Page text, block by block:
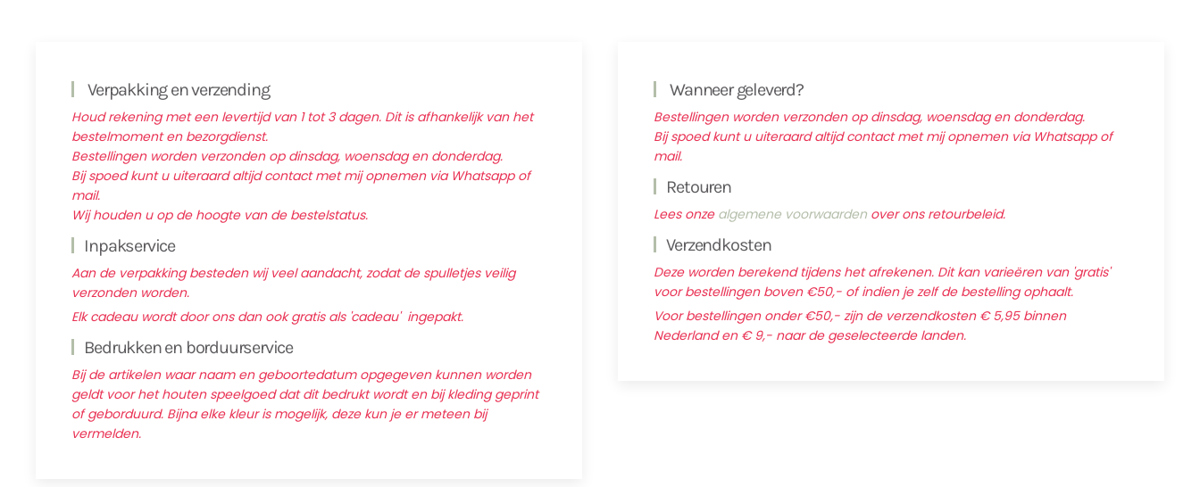
Verpakking en verzending
Houd rekening met een levertijd van 1 tot 3 dagen. Dit is afhankelijk van het
bestelmoment en bezorgdienst.
Bestellingen worden verzonden op dinsdag, woensdag en donderdag.
Bij spoed kunt u uiteraard altijd contact met mij opnemen via Whatsapp of
mail.
Wij houden u op de hoogte van de bestelstatus.
Inpakservice
Aan de verpakking besteden wij veel aandacht, zodat de spulletjes veilig
verzonden worden.
Elk cadeau wordt door ons dan ook gratis als 'cadeau' ingepakt.
Bedrukken en borduurservice
Bij de artikelen waar naam en geboortedatum opgegeven kunnen worden
geldt voor het houten speelgoed dat dit bedrukt wordt en bij kleding geprint
of geborduurd. Bijna elke kleur is mogelijk, deze kun je er meteen bij
vermelden.
Wanneer geleverd?
Bestellingen worden verzonden op dinsdag, woensdag en donderdag.
Bij spoed kunt u uiteraard altijd contact met mij opnemen via Whatsapp of
mail.
Retouren
Lees onze algemene voorwaarden over ons retourbeleid.
Verzendkosten
Deze worden berekend tijdens het afrekenen. Dit kan varieëren van 'gratis'
voor bestellingen boven €50,- of indien je zelf de bestelling ophaalt.
Voor bestellingen onder €50,- zijn de verzendkosten € 5,95 binnen
Nederland en € 9,- naar de geselecteerde landen.